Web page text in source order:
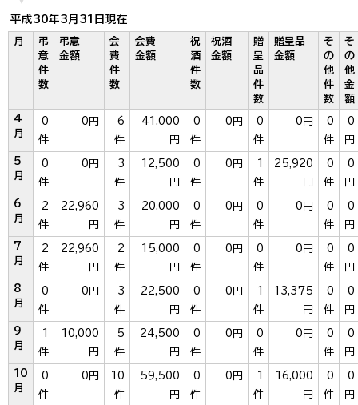
平成30年3月31日現在
月
弔
意
件
数
弔意
金額
会
費
件
数
会費
金額
祝
酒
件
数
祝酒
金額
贈
呈
品
件
数
贈呈品
金額
そ
の
他
件
数
そ
の
他
金
額
4
月
0
件
0円
6
件
41,000
円
0
件
0円
0
件
0円
0
件
0
円
5
月
0
件
0円
3
件
12,500
円
0
件
0円
1
件
25,920
円
0
件
0
円
6
月
2
件
22,960
円
3
件
20,000
円
0
件
0円
0
件
0円
0
件
0
円
7
月
2
件
22,960
円
2
件
15,000
円
0
件
0円
0
件
0円
0
件
0
円
8
月
0
件
0円
3
件
22,500
円
0
件
0円
1
件
13,375
円
0
件
0
円
9
月
1
件
10,000
円
5
件
24,500
円
0
件
0円
0
件
0円
0
件
0
円
10
月
0
件
0円
10
件
59,500
円
0
件
0円
1
件
16,000
円
0
件
0
円